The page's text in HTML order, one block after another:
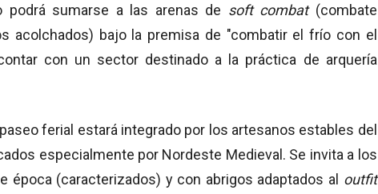
podrá sumarse a las arenas de soft combat(combate
acolchados) bajo la premisa de "combatir el frío con el
con un sector destinado a la práctica de arquería
ferial estará integrado por los artesanos estables del
especialmente por Nordeste Medieval. Se invita a los
época (caracterizados) y con abrigos adaptados al outfit